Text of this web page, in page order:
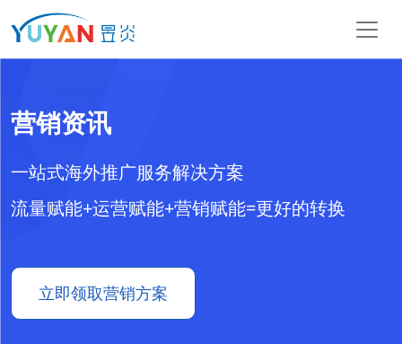
营销资讯
一站式海外推广服务解决方案
流量赋能+运营赋能+营销赋能=更好的转换
立即领取营销方案